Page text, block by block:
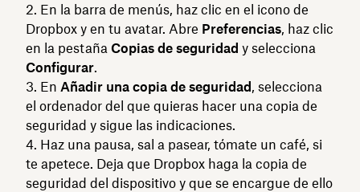
En la barra de menús, haz clic en el icono de
Dropbox y en tu avatar. Abre Preferencias, haz clic
en la pestaña Copias de seguridad y selecciona
Configurar.
En Añadir una copia de seguridad, selecciona
el ordenador del que quieras hacer una copia de
seguridad y sigue las indicaciones.
Haz una pausa, sal a pasear, tómate un café, si
te apetece. Deja que Dropbox haga la copia de
seguridad del dispositivo y que se encargue de ello